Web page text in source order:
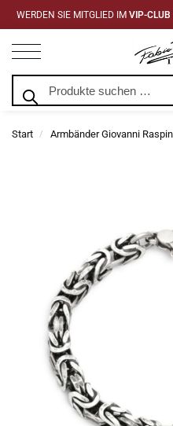
WERDEN SIE MITGLIED IM VIP-CLUB
Start / Armbänder Giovanni